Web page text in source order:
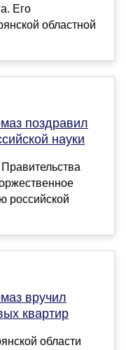
Его
областной
поздравил
науки
российской
вручил
квартир
области